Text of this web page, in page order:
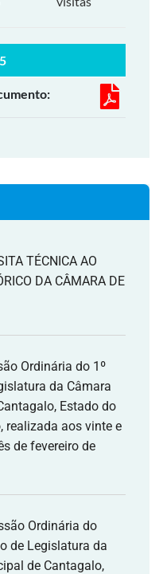
TÉCNICA AO
DA CÂMARA DE
Ordinária do 1º
da Câmara
Estado do
realizada aos vinte e
de fevereiro de
Ordinária do
de Legislatura da
de Cantagalo,